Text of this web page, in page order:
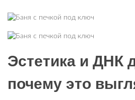
Эстетика и ДНК
почему это